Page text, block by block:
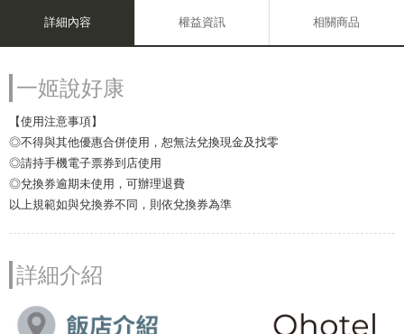
詳細內容 權益資訊 相關商品
一姬說好康
【使用注意事項】
◎不得與其他優惠合併使用，恕無法兌換現金及找零
◎請持手機電子票券到店使用
◎兌換券逾期未使用，可辦理退費
以上規範如與兌換券不同，則依兌換券為準
詳細介紹